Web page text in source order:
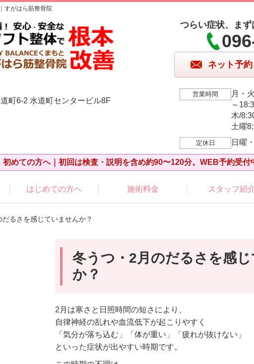
すがはら筋整骨院
町6-2 水道町センタービル8F
つらい症状、ま
ネット予約
営業時間
月・
～
木/
土曜
定休日 日曜
初めての方へ｜初回は検査・説明を含め約90〜120分。WEB予約受付
はじめての方へ 施術料金 スタッフ紹
るさを感じていませんか？
冬うつ・2月のだるさを感
か？
2月は寒さと日照時間の短さにより、
自律神経の乱れや血流低下が起こりやすく
「気分が落ち込む」「体が重い」「疲れが抜けない」
といった症状が出やすい時期です。